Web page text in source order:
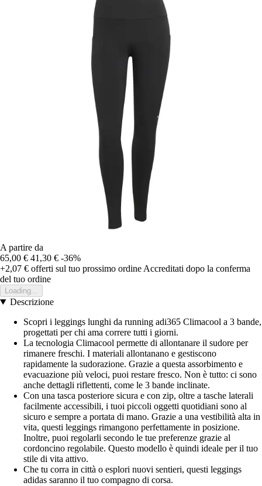
A partire da
65,00 € 41,30 € -36%
+2,07 € offerti sul tuo prossimo ordine Accreditati dopo la conferma
del tuo ordine
Loading...
Descrizione
Scopri i leggings lunghi da running adi365 Climacool a 3 bande,
progettati per chi ama correre tutti i giorni.
La tecnologia Climacool permette di allontanare il sudore per
rimanere freschi. I materiali allontanano e gestiscono
rapidamente la sudorazione. Grazie a questa assorbimento e
evacuazione più veloci, puoi restare fresco. Non è tutto: ci sono
anche dettagli riflettenti, come le 3 bande inclinate.
Con una tasca posteriore sicura e con zip, oltre a tasche laterali
facilmente accessibili, i tuoi piccoli oggetti quotidiani sono al
sicuro e sempre a portata di mano. Grazie a una vestibilità alta in
vita, questi leggings rimangono perfettamente in posizione.
Inoltre, puoi regolarli secondo le tue preferenze grazie al
cordoncino regolabile. Questo modello è quindi ideale per il tuo
stile di vita attivo.
Che tu corra in città o esplori nuovi sentieri, questi leggings
adidas saranno il tuo compagno di corsa.